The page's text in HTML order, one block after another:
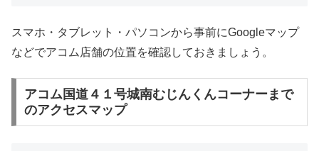
スマホ・タブレット・パソコンから事前にGoogleマップ
などでアコム店舗の位置を確認しておきましょう。
アコム国道４１号城南むじんくんコーナーまで
のアクセスマップ